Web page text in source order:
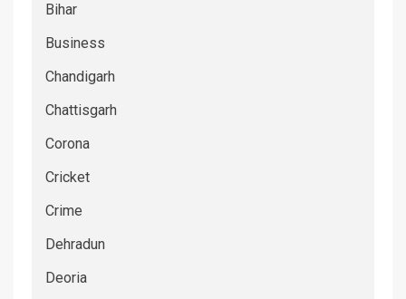
Bihar
Business
Chandigarh
Chattisgarh
Corona
Cricket
Crime
Dehradun
Deoria